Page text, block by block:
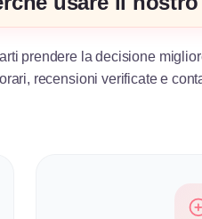
prendere la decisione
recensioni verificate e